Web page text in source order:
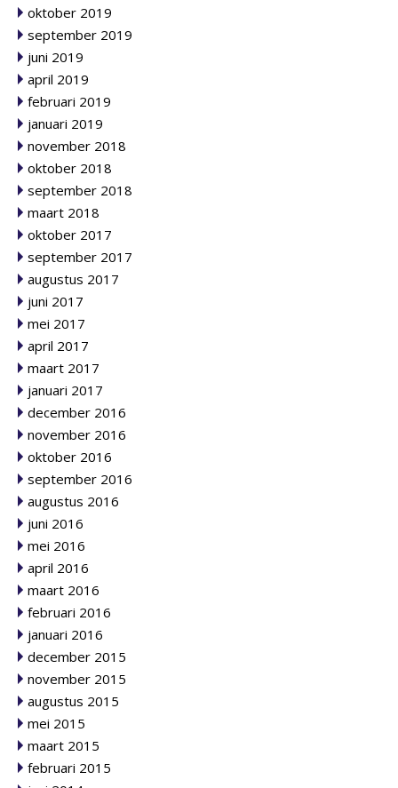
oktober 2019
september 2019
juni 2019
april 2019
februari 2019
januari 2019
november 2018
oktober 2018
september 2018
maart 2018
oktober 2017
september 2017
augustus 2017
juni 2017
mei 2017
april 2017
maart 2017
januari 2017
december 2016
november 2016
oktober 2016
september 2016
augustus 2016
juni 2016
mei 2016
april 2016
maart 2016
februari 2016
januari 2016
december 2015
november 2015
augustus 2015
mei 2015
maart 2015
februari 2015